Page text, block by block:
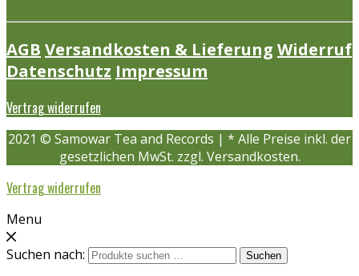
AGB Versandkosten & Lieferung Widerruf
Datenschutz Impressum
Vertrag widerrufen
2021 © Samowar Tea and Records | * Alle Preise inkl. der
gesetzlichen MwSt. zzgl. Versandkosten.
Vertrag widerrufen
Menu
Suchen nach:
Suchen